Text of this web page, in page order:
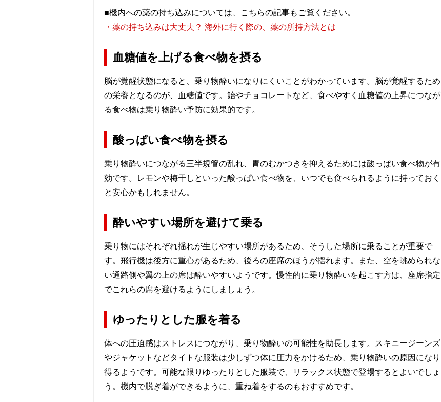
■機内への薬の持ち込みについては、こちらの記事もご覧ください。
・薬の持ち込みは大丈夫？ 海外に行く際の、薬の所持方法とは
血糖値を上げる食べ物を摂る
脳が覚醒状態になると、乗り物酔いになりにくいことがわかっています。脳が覚醒するため
の栄養となるのが、血糖値です。飴やチョコレートなど、食べやすく血糖値の上昇につなが
る食べ物は乗り物酔い予防に効果的です。
酸っぱい食べ物を摂る
乗り物酔いにつながる三半規管の乱れ、胃のむかつきを抑えるためには酸っぱい食べ物が有
効です。レモンや梅干しといった酸っぱい食べ物を、いつでも食べられるように持っておく
と安心かもしれません。
酔いやすい場所を避けて乗る
乗り物にはそれぞれ揺れが生じやすい場所があるため、そうした場所に乗ることが重要で
す。飛行機は後方に重心があるため、後ろの座席のほうが揺れます。また、空を眺められな
い通路側や翼の上の席は酔いやすいようです。慢性的に乗り物酔いを起こす方は、座席指定
でこれらの席を避けるようにしましょう。
ゆったりとした服を着る
体への圧迫感はストレスにつながり、乗り物酔いの可能性を助長します。スキニージーンズ
やジャケットなどタイトな服装は少しずつ体に圧力をかけるため、乗り物酔いの原因になり
得るようです。可能な限りゆったりとした服装で、リラックス状態で登場するとよいでしょ
う。機内で脱ぎ着ができるように、重ね着をするのもおすすめです。